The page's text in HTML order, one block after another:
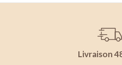
Livraison